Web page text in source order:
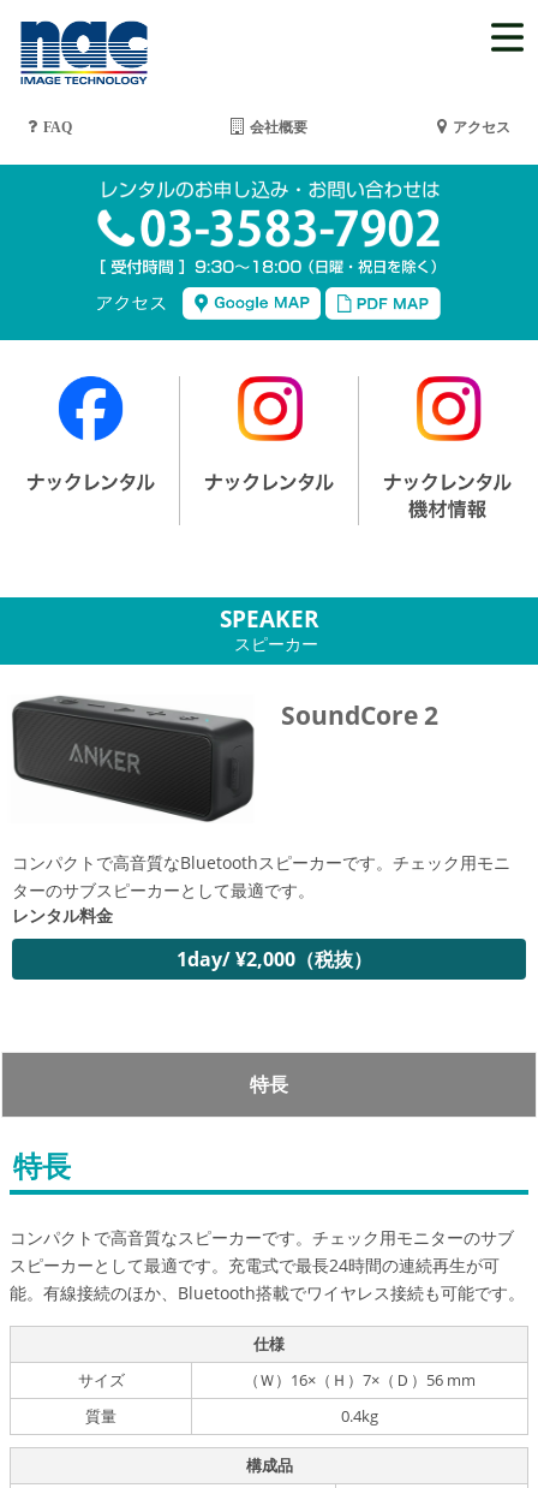
FAQ 会社概要 アクセス
SPEAKER
スピーカー
SoundCore 2
コンパクトで高音質なBluetoothスピーカーです。チェック用モニ
ターのサブスピーカーとして最適です。
レンタル料金
1day/ ¥2,000（税抜）
特長
特長
コンパクトで高音質なスピーカーです。チェック用モニターのサブ
スピーカーとして最適です。充電式で最長24時間の連続再生が可
能。有線接続のほか、Bluetooth搭載でワイヤレス接続も可能です。
仕様
サイズ
（Ｗ）16×（Ｈ）7×（Ｄ）56 mm
質量
0.4kg
構成品